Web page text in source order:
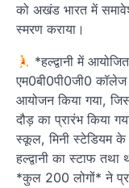
को अखंड भारत में
स्मरण कराया।
*हल्द्वानी में
एम0बी0पी0जी0
आयोजन किया गया,
दौड़ का प्रारंभ किया
स्कूल, मिनी स्टेडियम के
हल्द्वानी का स्टाफ तथा
*कुल 200 लोगों* ने